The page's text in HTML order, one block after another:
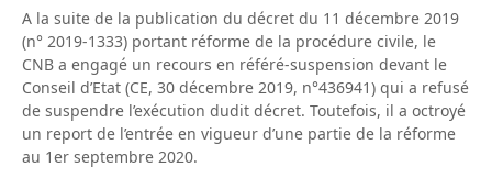
A la suite de la publication du décret du 11 décembre 2019
(n° 2019-1333) portant réforme de la procédure civile, le
CNB a engagé un recours en référé-suspension devant le
Conseil d’Etat (CE, 30 décembre 2019, n°436941) qui a refusé
de suspendre l’exécution dudit décret. Toutefois, il a octroyé
un report de l’entrée en vigueur d’une partie de la réforme
au 1er septembre 2020.